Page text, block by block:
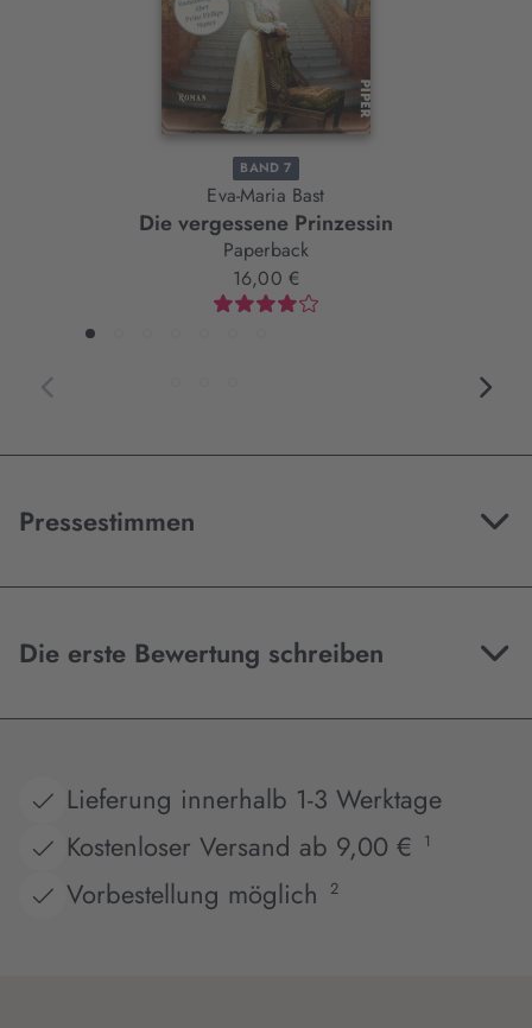
BAND 7
Eva-Maria Bast
Die vergessene Prinzessin
Paperback
16,00 €
Pressestimmen
Die erste Bewertung schreiben
Lieferung innerhalb 1-3 Werktage
Kostenloser Versand ab 9,00 €
1
Vorbestellung möglich 2